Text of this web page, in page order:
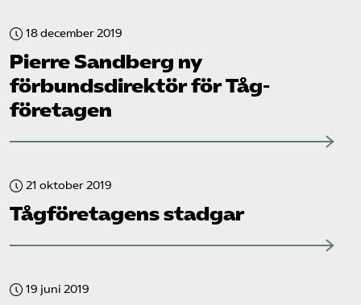
18 december 2019
Pierre Sandberg ny
förbundsdirektör för Tåg­
företagen
21 oktober 2019
Tåg­företagens stadgar
19 juni 2019